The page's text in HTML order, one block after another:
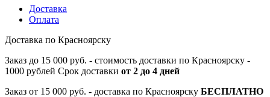
Доставка
Оплата
Доставка по Красноярску
Заказ до 15 000 руб. - стоимость доставки по Красноярску -
1000 рублей Срок доставки от 2 до 4 дней
Заказ от 15 000 руб. - доставка по Красноярску БЕСПЛАТНО